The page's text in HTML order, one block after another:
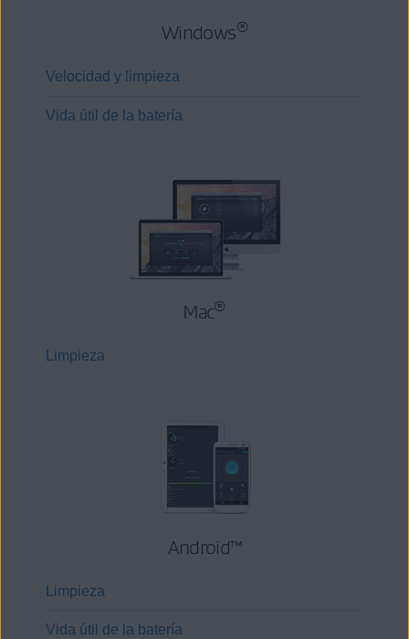
Windows®
Velocidad y limpieza
Vida útil de la batería
Mac®
Limpieza
Android™
Limpieza
Vida útil de la batería